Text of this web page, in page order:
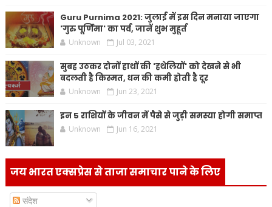
Guru Purnima 2021: जुलाई में इस दिन मनाया जाएगा
'गुरु पूर्णिमा' का पर्व, जानें शुभ मुहूर्त
Unknown Jul 03, 2021
सुबह उठकर दोनों हाथों की 'हथेलियों' को देखने से भी
बदलती है किस्मत, धन की कमी होती है दूर
Unknown Jun 23, 2021
इन 5 राशियों के जीवन में पैसे से जुड़ी समस्या होगी समाप्त
Unknown Jun 16, 2021
जय भारत एक्सप्रेस से ताजा समाचार पाने के लिए
संदेश